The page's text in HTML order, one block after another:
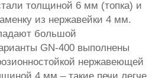
толщиной 6 мм (топка) и
из нержавейки 4 мм.
большой
GN-400 выполнены
нержавеющей